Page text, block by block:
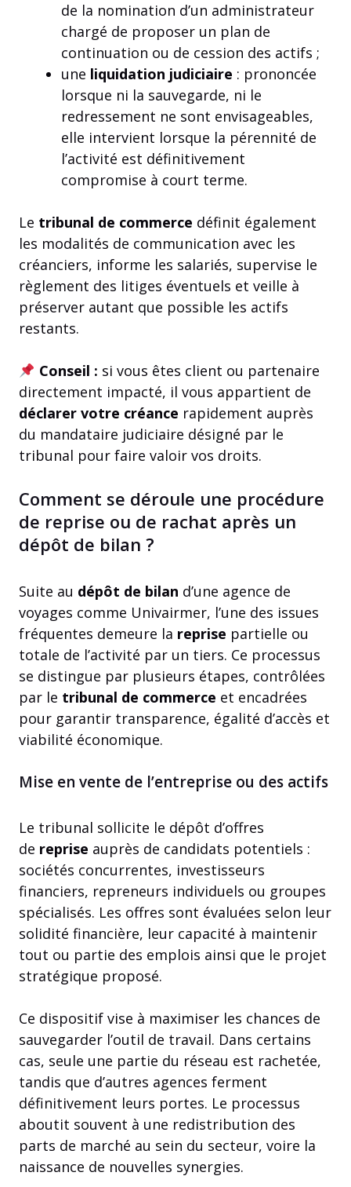
de la nomination d’un administrateur
chargé de proposer un plan de
continuation ou de cession des actifs ;
une liquidation judiciaire : prononcée
lorsque ni la sauvegarde, ni le
redressement ne sont envisageables,
elle intervient lorsque la pérennité de
l’activité est définitivement
compromise à court terme.
Le tribunal de commerce définit également
les modalités de communication avec les
créanciers, informe les salariés, supervise le
règlement des litiges éventuels et veille à
préserver autant que possible les actifs
restants.
Conseil : si vous êtes client ou partenaire
directement impacté, il vous appartient de
déclarer votre créance rapidement auprès
du mandataire judiciaire désigné par le
tribunal pour faire valoir vos droits.
Comment se déroule une procédure
de reprise ou de rachat après un
dépôt de bilan ?
Suite au dépôt de bilan d’une agence de
voyages comme Univairmer, l’une des issues
fréquentes demeure la reprise partielle ou
totale de l’activité par un tiers. Ce processus
se distingue par plusieurs étapes, contrôlées
par le tribunal de commerce et encadrées
pour garantir transparence, égalité d’accès et
viabilité économique.
Mise en vente de l’entreprise ou des actifs
Le tribunal sollicite le dépôt d’offres
de reprise auprès de candidats potentiels :
sociétés concurrentes, investisseurs
financiers, repreneurs individuels ou groupes
spécialisés. Les offres sont évaluées selon leur
solidité financière, leur capacité à maintenir
tout ou partie des emplois ainsi que le projet
stratégique proposé.
Ce dispositif vise à maximiser les chances de
sauvegarder l’outil de travail. Dans certains
cas, seule une partie du réseau est rachetée,
tandis que d’autres agences ferment
définitivement leurs portes. Le processus
aboutit souvent à une redistribution des
parts de marché au sein du secteur, voire la
naissance de nouvelles synergies.